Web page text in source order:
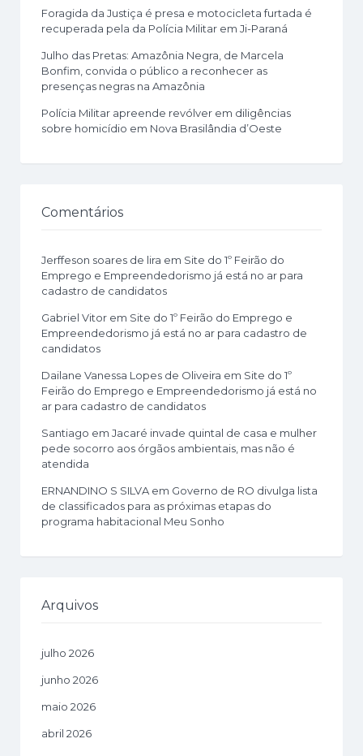
Foragida da Justiça é presa e motocicleta furtada é
recuperada pela da Polícia Militar em Ji-Paraná
Julho das Pretas: Amazônia Negra, de Marcela
Bonfim, convida o público a reconhecer as
presenças negras na Amazônia
Polícia Militar apreende revólver em diligências
sobre homicídio em Nova Brasilândia d’Oeste
Comentários
Jerffeson soares de lira em Site do 1º Feirão do
Emprego e Empreendedorismo já está no ar para
cadastro de candidatos
Gabriel Vitor em Site do 1º Feirão do Emprego e
Empreendedorismo já está no ar para cadastro de
candidatos
Dailane Vanessa Lopes de Oliveira em Site do 1º
Feirão do Emprego e Empreendedorismo já está no
ar para cadastro de candidatos
Santiago em Jacaré invade quintal de casa e mulher
pede socorro aos órgãos ambientais, mas não é
atendida
ERNANDINO S SILVA em Governo de RO divulga lista
de classificados para as próximas etapas do
programa habitacional Meu Sonho
Arquivos
julho 2026
junho 2026
maio 2026
abril 2026